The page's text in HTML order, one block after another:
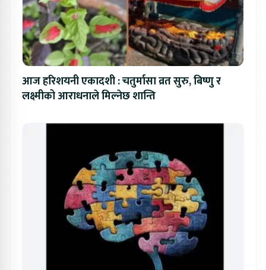
आज हरिशयनी एकादशी : चतुर्मासा व्रत सुरु, बिष्णु र
लक्ष्मीको आराधनाले मिल्नेछ शान्ति